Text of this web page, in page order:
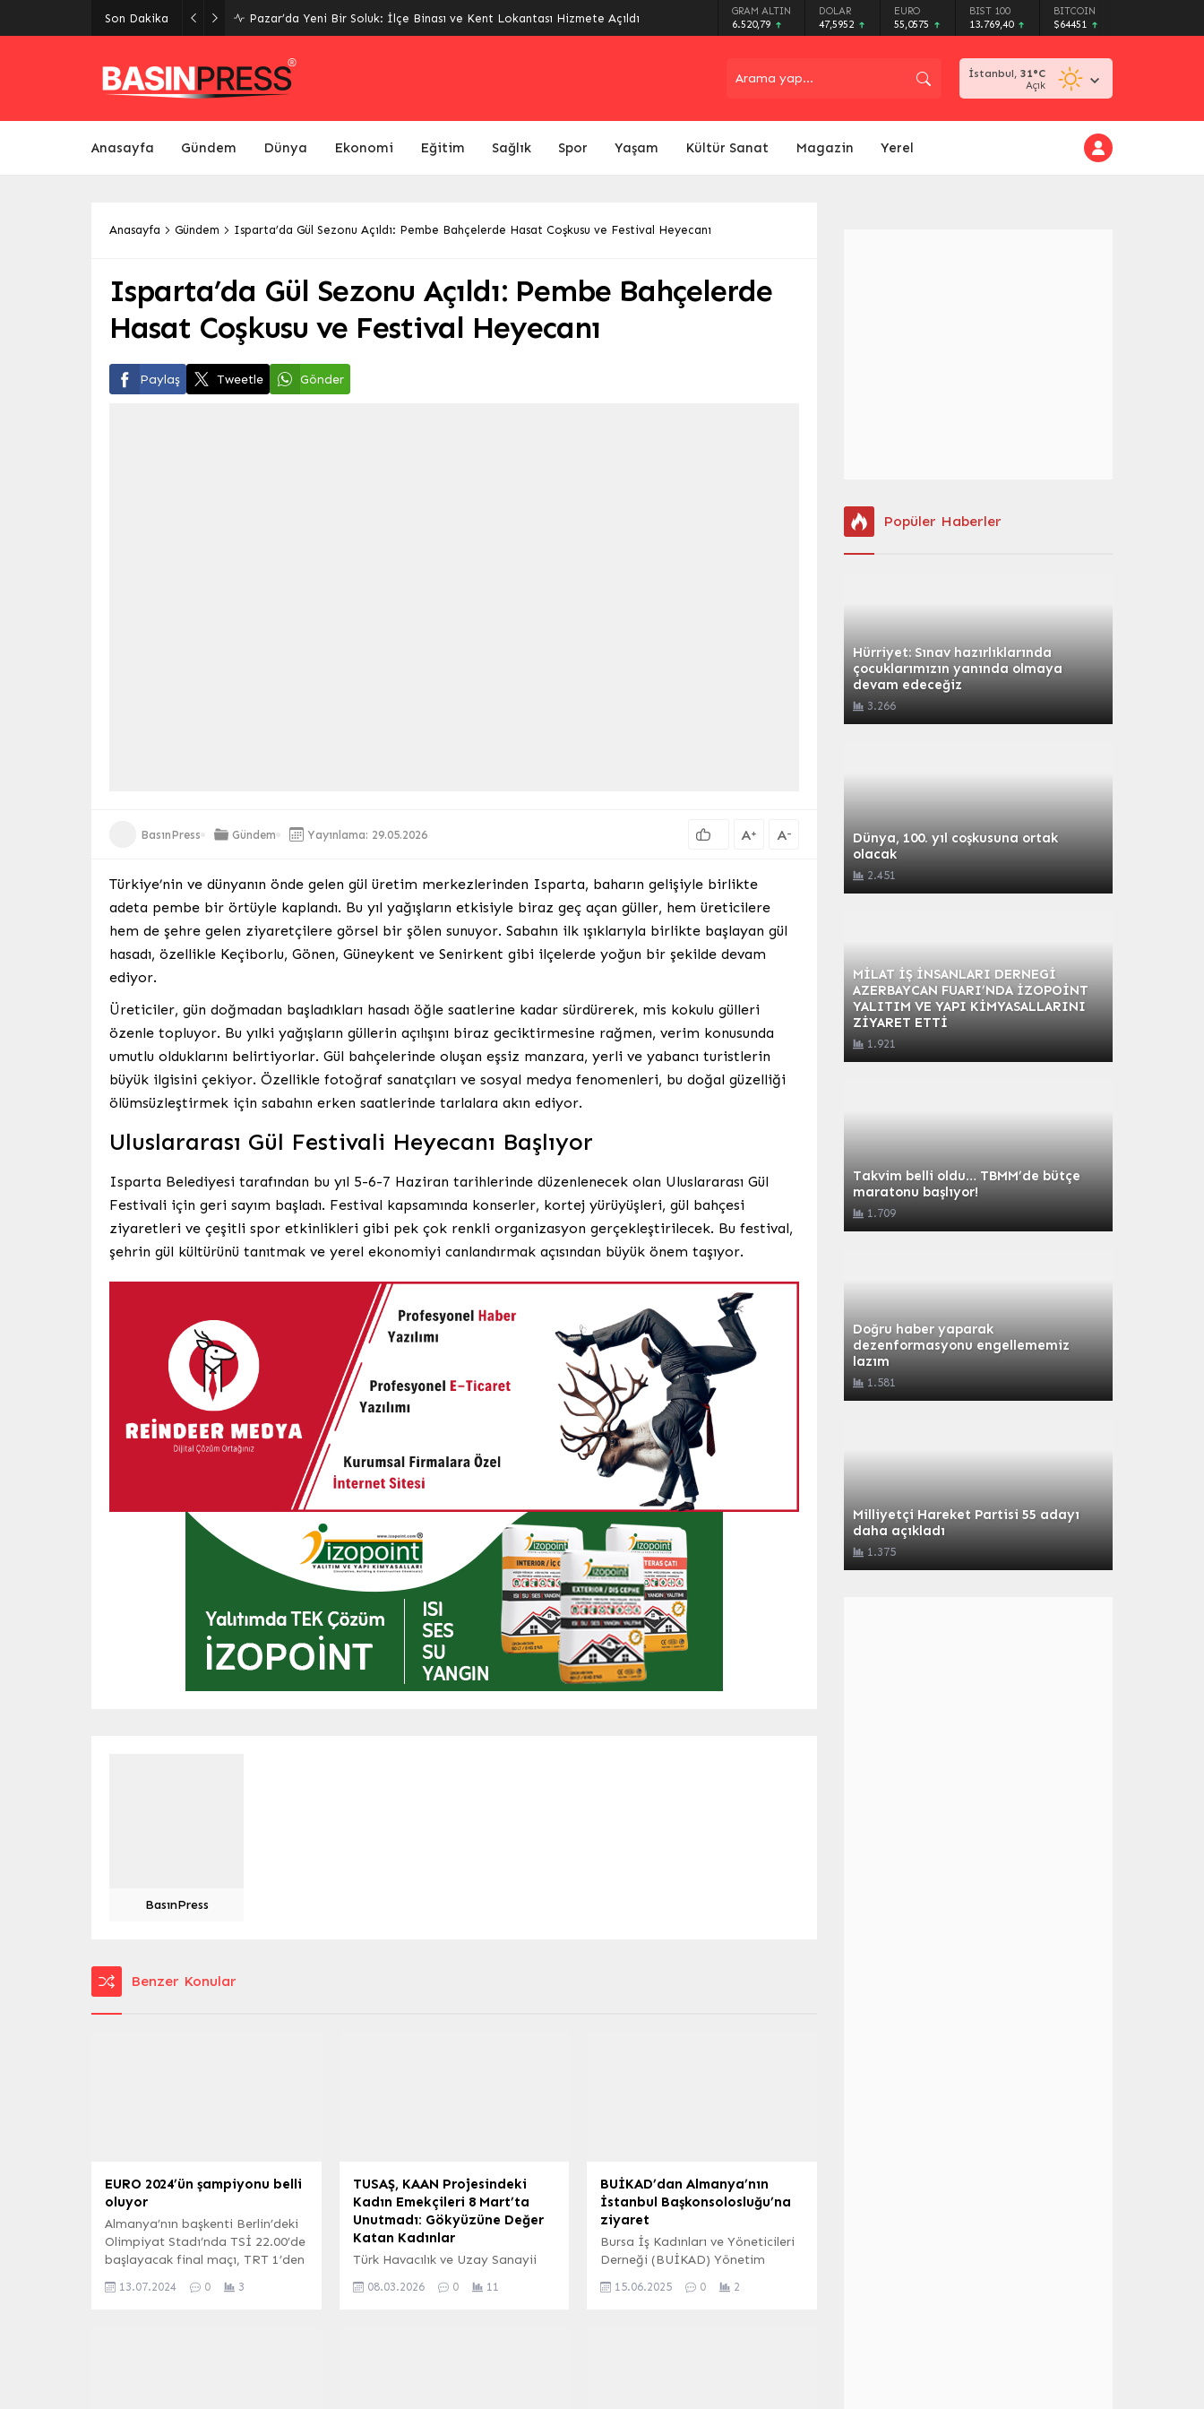
Son Dakika
Giresun’da Yaz Kur’an Kursları Sokak Oyunlarıyla Şenlendi: Gelenekler
Yeniden Canlandı
GRAM ALTIN
6.520,79
DOLAR
47,5952
EURO
55,0575
BIST 100
13.769,40
BITCOIN
$64451
İstanbul, 31°C
Açık
Anasayfa Gündem Dünya Ekonomi Eğitim Sağlık Spor Yaşam Kültür Sanat Magazin Yerel
Anasayfa Gündem Isparta’da Gül Sezonu Açıldı: Pembe Bahçelerde Hasat Coşkusu ve Festival Heyecanı
Isparta’da Gül Sezonu Açıldı: Pembe Bahçelerde
Hasat Coşkusu ve Festival Heyecanı
Paylaş Tweetle Gönder
BasınPress Gündem Yayınlama: 29.05.2026 A+ A-
Türkiye’nin ve dünyanın önde gelen gül üretim merkezlerinden Isparta, baharın gelişiyle birlikte
adeta pembe bir örtüyle kaplandı. Bu yıl yağışların etkisiyle biraz geç açan güller, hem üreticilere
hem de şehre gelen ziyaretçilere görsel bir şölen sunuyor. Sabahın ilk ışıklarıyla birlikte başlayan gül
hasadı, özellikle Keçiborlu, Gönen, Güneykent ve Senirkent gibi ilçelerde yoğun bir şekilde devam
ediyor.
Üreticiler, gün doğmadan başladıkları hasadı öğle saatlerine kadar sürdürerek, mis kokulu gülleri
özenle topluyor. Bu yılki yağışların güllerin açılışını biraz geciktirmesine rağmen, verim konusunda
umutlu olduklarını belirtiyorlar. Gül bahçelerinde oluşan eşsiz manzara, yerli ve yabancı turistlerin
büyük ilgisini çekiyor. Özellikle fotoğraf sanatçıları ve sosyal medya fenomenleri, bu doğal güzelliği
ölümsüzleştirmek için sabahın erken saatlerinde tarlalara akın ediyor.
Uluslararası Gül Festivali Heyecanı Başlıyor
Isparta Belediyesi tarafından bu yıl 5-6-7 Haziran tarihlerinde düzenlenecek olan Uluslararası Gül
Festivali için geri sayım başladı. Festival kapsamında konserler, kortej yürüyüşleri, gül bahçesi
ziyaretleri ve çeşitli spor etkinlikleri gibi pek çok renkli organizasyon gerçekleştirilecek. Bu festival,
şehrin gül kültürünü tanıtmak ve yerel ekonomiyi canlandırmak açısından büyük önem taşıyor.
BasınPress
Benzer Konular
EURO 2024’ün şampiyonu belli
oluyor
Almanya’nın başkenti Berlin’deki
Olimpiyat Stadı’nda TSİ 22.00’de
başlayacak final maçı, TRT 1’den
Karşılaşmayı Fransa Futbol
13.07.2024 0 3
TUSAŞ, KAAN Projesindeki
Kadın Emekçileri 8 Mart’ta
Unutmadı: Gökyüzüne Değer
Katan Kadınlar
Türk Havacılık ve Uzay Sanayii
Günü'ne özel bir video
08.03.2026 0 11
BUİKAD’dan Almanya’nın
İstanbul Başkonsolosluğu’na
ziyaret
Bursa İş Kadınları ve Yöneticileri
Derneği (BUİKAD) Yönetim
başkanlığındaki heyet,
15.06.2025 0 2
Popüler Haberler
Hürriyet: Sınav hazırlıklarında
çocuklarımızın yanında olmaya
devam edeceğiz
3.266
Dünya, 100. yıl coşkusuna ortak
olacak
2.451
MİLAT İŞ İNSANLARI DERNEGİ
AZERBAYCAN FUARI’NDA İZOPOİNT
YALITIM VE YAPI KİMYASALLARINI
ZİYARET ETTİ
1.921
Takvim belli oldu… TBMM’de bütçe
maratonu başlıyor!
1.709
Doğru haber yaparak
dezenformasyonu engellememiz
lazım
1.581
Milliyetçi Hareket Partisi 55 adayı
daha açıkladı
1.375